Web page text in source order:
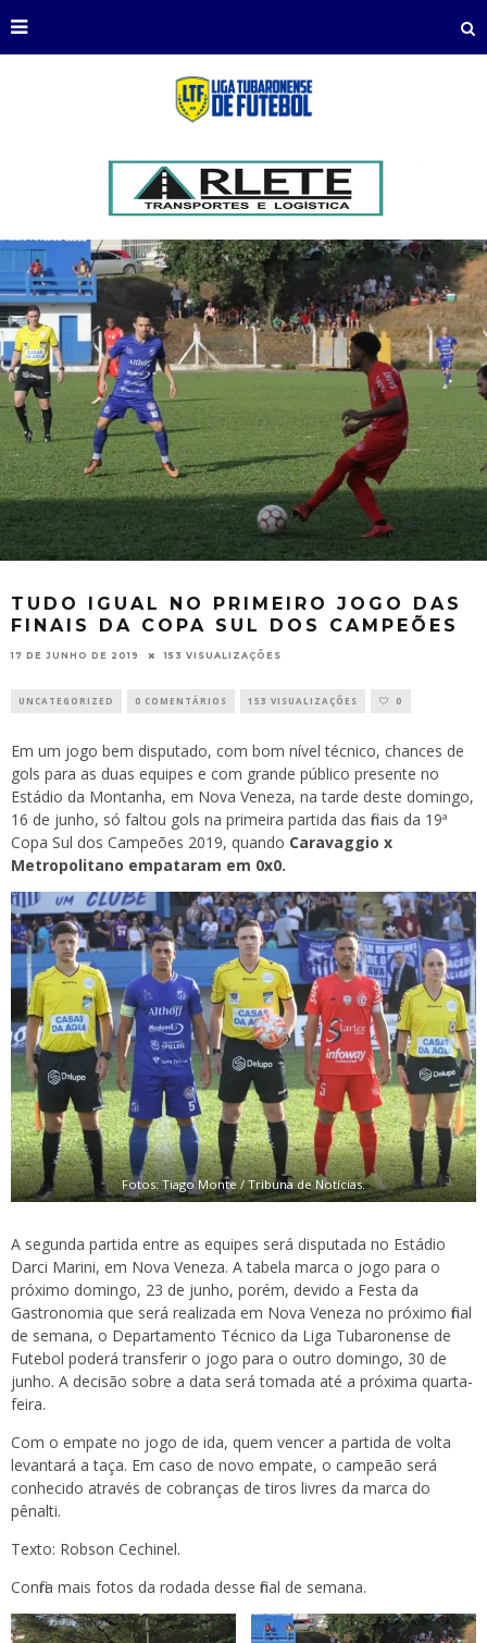
TUDO IGUAL NO PRIMEIRO JOGO DAS
FINAIS DA COPA SUL DOS CAMPEÕES
17 DE JUNHO DE 2019 153 VISUALIZAÇÕES
UNCATEGORIZED 0 COMENTÁRIOS 153 VISUALIZAÇÕES 0
Em um jogo bem disputado, com bom nível técnico, chances de
gols para as duas equipes e com grande público presente no
Estádio da Montanha, em Nova Veneza, na tarde deste domingo,
16 de junho, só faltou gols na primeira partida das finais da 19ª
Copa Sul dos Campeões 2019, quando Caravaggio x
Metropolitano empataram em 0x0.
Fotos: Tiago Monte / Tribuna de Notícias.
A segunda partida entre as equipes será disputada no Estádio
Darci Marini, em Nova Veneza. A tabela marca o jogo para o
próximo domingo, 23 de junho, porém, devido a Festa da
Gastronomia que será realizada em Nova Veneza no próximo final
de semana, o Departamento Técnico da Liga Tubaronense de
Futebol poderá transferir o jogo para o outro domingo, 30 de
junho. A decisão sobre a data será tomada até a próxima quarta-
feira.
Com o empate no jogo de ida, quem vencer a partida de volta
levantará a taça. Em caso de novo empate, o campeão será
conhecido através de cobranças de tiros livres da marca do
pênalti.
Texto: Robson Cechinel.
Confira mais fotos da rodada desse final de semana.